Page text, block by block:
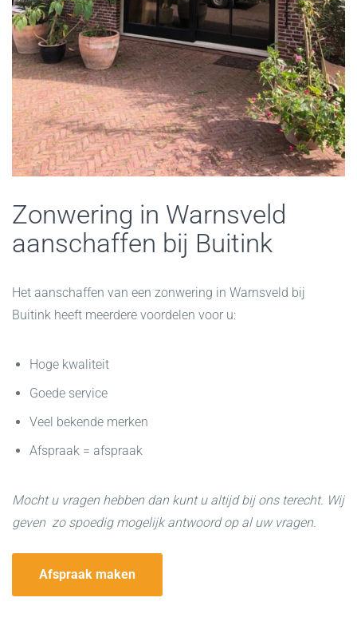
Zonwering in Warnsveld
aanschaffen bij Buitink
Het aanschaffen van een zonwering in Warnsveld bij
Buitink heeft meerdere voordelen voor u:
Hoge kwaliteit
Goede service
Veel bekende merken
Afspraak = afspraak
Mocht u vragen hebben dan kunt u altijd bij ons terecht. Wij
geven zo spoedig mogelijk antwoord op al uw vragen.
Afspraak maken